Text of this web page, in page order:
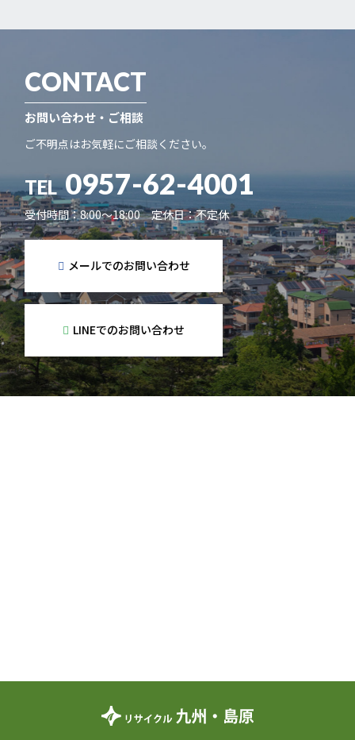
CONTACT
お問い合わせ・ご相談
ご不明点はお気軽にご相談ください。
TEL 0957-62-4001
受付時間：8:00～18:00 定休日：不定休
メールでのお問い合わせ
LINEでのお問い合わせ